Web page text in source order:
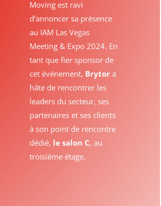
Moving est ravi
d’annoncer sa présence
au IAM Las Vegas
Meeting & Expo 2024. En
tant que fier sponsor de
cet événement, Brytora
hâte de rencontrer les
leaders du secteur, ses
partenaires et ses clients
à son point de rencontre
dédié, le salon C, au
troisième étage.